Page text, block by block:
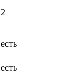
2
есть
есть